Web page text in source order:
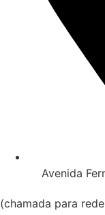
Avenida
(chamada para